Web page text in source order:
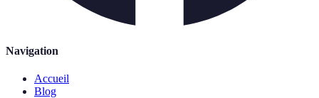
Navigation
Accueil
Blog